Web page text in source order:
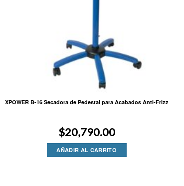
XPOWER B-16 Secadora de Pedestal para Acabados Anti-Frizz
$20,790.00
AÑADIR AL CARRITO